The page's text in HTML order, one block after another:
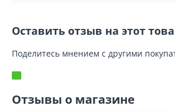
Оставить отзыв на этот
Поделитесь мнением с другими
Отзывы о магазине